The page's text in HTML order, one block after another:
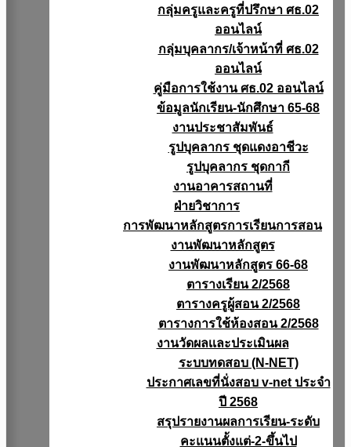
กลุ่มครูและครูที่ปรึกษา ศธ.02
ออนไลน์
กลุ่มบุคลากร/เจ้าหน้าที่ ศธ.02
ออนไลน์
คู่มือการใช้งาน ศธ.02 ออนไลน์
ข้อมูลนักเรียน-นักศึกษา 65-68
งานประชาสัมพันธ์
รูปบุคลากร ชุดแดงอาชีวะ
รูปบุคลากร ชุดกากี
งานอาคารสถานที่
ฝ่ายวิชาการ
การพัฒนาหลักสูตรการเรียนการสอน
งานพัฒนาหลักสูตร
งานพัฒนาหลักสูตร 66-68
ตารางเรียน 2/2568
ตารางครูผู้สอน 2/2568
ตารางการใช้ห้องสอน 2/2568
งานวัดผลเเละประเมินผล
ระบบทดสอบ (N-NET)
ประกาศเลขที่นั่งสอบ v-net ประจำ
ปี 2568
สรุปรายงานผลการเรียน-ระดับ
คะแนนตั้งแต่-2-ขึ้นไป